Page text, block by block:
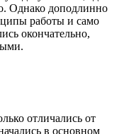
Однако доподлинно
работы и само
окончательно,
отличались от
в основном